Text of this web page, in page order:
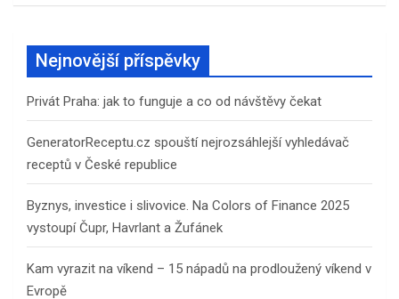
a
h
Nejnovější příspěvky
Privát Praha: jak to funguje a co od návštěvy čekat
GeneratorReceptu.cz spouští nejrozsáhlejší vyhledávač
receptů v České republice
Byznys, investice i slivovice. Na Colors of Finance 2025
vystoupí Čupr, Havrlant a Žufánek
Kam vyrazit na víkend – 15 nápadů na prodloužený víkend v
Evropě